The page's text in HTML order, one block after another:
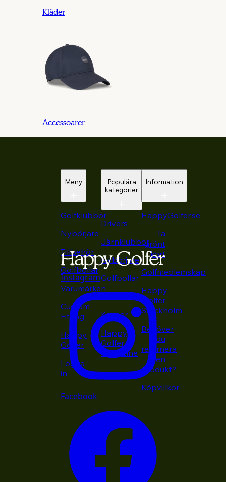
Kläder
Accessoarer
Meny
Golfklubbor
Nybörjare
Tillbehör
Golfbollar
Varumärken
Custom
Fitting
Happy
Golfer
Logga
in
Populära
kategorier
Drivers
Järnklubbor
Nybörjare
Golfbollar
Kepsar
Happy
Golfer
Magazine
Information
HappyGolfer.se
Ta
grönt
kort
Golfmedlemskap
Happy
Golfer
Stockholm
Behöver
du
returnera
en
produkt?
Köpvillkor
Instagram
Facebook